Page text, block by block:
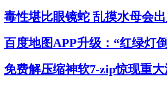
毒性堪比眼镜蛇 乱摸水母会出
百度地图APP升级：“红绿灯
免费解压缩神软7-zip惊现重